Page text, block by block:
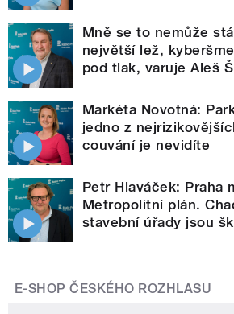
Mně se to nemůže
největší lež,
pod tlak, varuje Aleš
Markéta Novotná:
jedno z
couvání je nevidíte
Petr Hlaváček: Praha
Metropolitní plán.
stavební úřady jsou
E-SHOP ČESKÉHO ROZHLASU